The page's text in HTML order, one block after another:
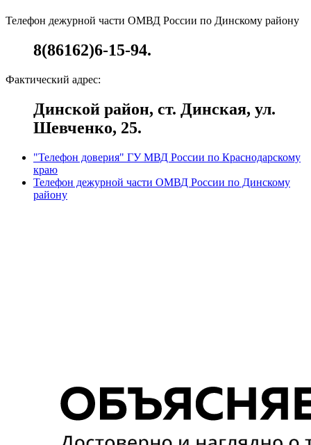
Телефон дежурной части ОМВД России по Динскому району
8(86162)6-15-94.
Фактический адрес:
Динской район, ст. Динская, ул.
Шевченко, 25.
"Телефон доверия" ГУ МВД России по Краснодарскому
краю
Телефон дежурной части ОМВД России по Динскому
району